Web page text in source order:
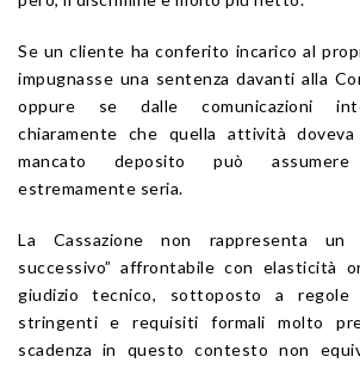
Se un cliente ha conferito incarico al
impugnasse una sentenza davanti alla
oppure se dalle comunicazioni
chiaramente che quella attività
mancato deposito può
estremamente seria.
La Cassazione non rappresenta un
successivo” affrontabile con elasticità
giudizio tecnico, sottoposto a regole
stringenti e requisiti formali molto
scadenza in questo contesto non